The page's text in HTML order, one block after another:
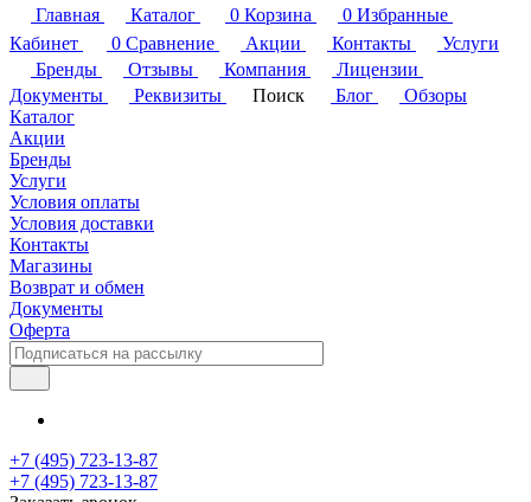
Главная
Каталог 0 Корзина 0 Избранные
Кабинет
0 Сравнение Акции Контакты
Услуги
Бренды
Отзывы Компания
Лицензии
Документы
Реквизиты Поиск Блог
Обзоры
Каталог
Акции
Бренды
Услуги
Условия оплаты
Условия доставки
Контакты
Магазины
Возврат и обмен
Документы
Оферта
+7 (495) 723-13-87
+7 (495) 723-13-87